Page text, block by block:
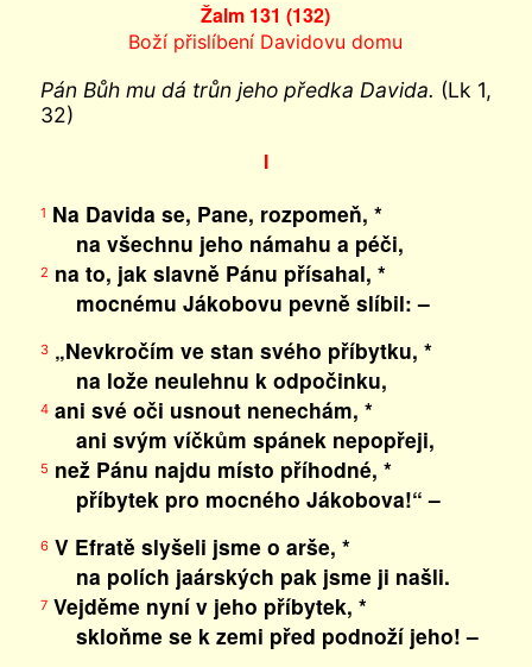
Žalm 131 (132)
Boží přislíbení Davidovu domu
Pán Bůh mu dá trůn jeho předka Davida. (Lk 1,
32)
I
1 Na Davida se, Pane, rozpomeň, *
na všechnu jeho námahu a péči,
2 na to, jak slavně Pánu přísahal, *
mocnému Jákobovu pevně slíbil: –
3„Nevkročím ve stan svého příbytku, *
na lože neulehnu k odpočinku,
4ani své oči usnout nenechám, *
ani svým víčkům spánek nepopřeji,
5 než Pánu najdu místo příhodné, *
příbytek pro mocného Jákobova!“ –
6V Efratě slyšeli jsme o arše, *
na polích jaárských pak jsme ji našli.
7Vejděme nyní v jeho příbytek, *
skloňme se k zemi před podnoží jeho! –